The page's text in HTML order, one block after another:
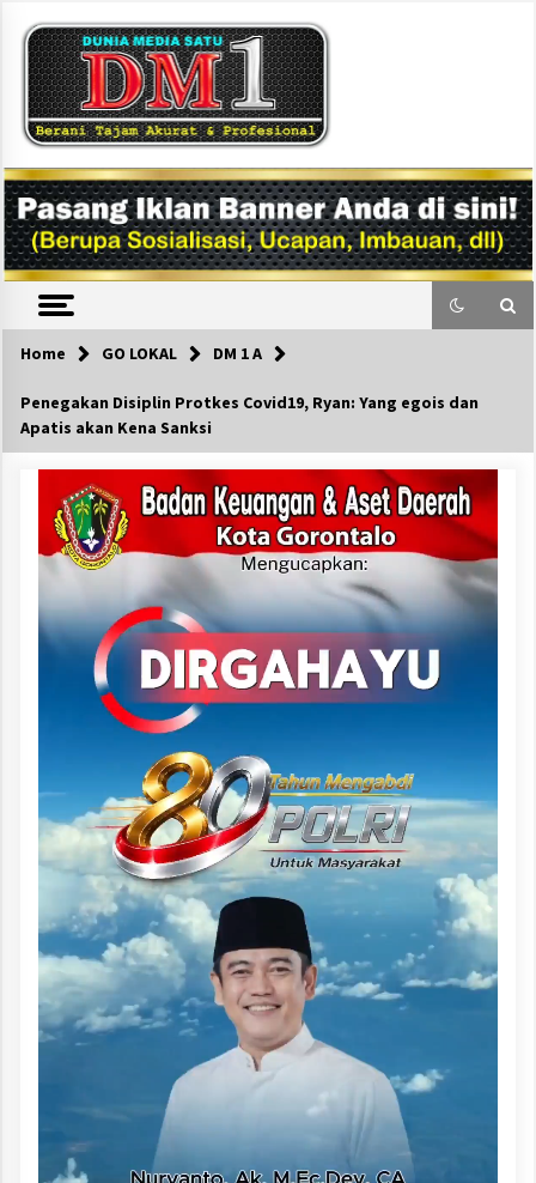
content
DM1
Home GO LOKAL DM 1 A
Penegakan Disiplin Protkes Covid19, Ryan: Yang egois dan
Apatis akan Kena Sanksi